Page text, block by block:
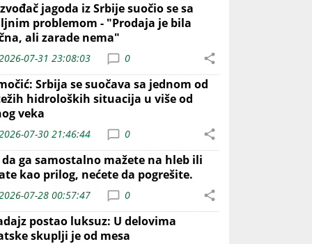
jagoda iz Srbije suočio se sa
problemom - "Prodaja je bila
ali zarade nema"
07-31 23:08:03 0
Srbija se suočava sa jednom od
hidroloških situacija u više od
veka
07-30 21:46:44 0
ga samostalno mažete na hleb ili
kao prilog, nećete da pogrešite.
07-28 00:57:47 0
postao luksuz: U delovima
skuplji je od mesa